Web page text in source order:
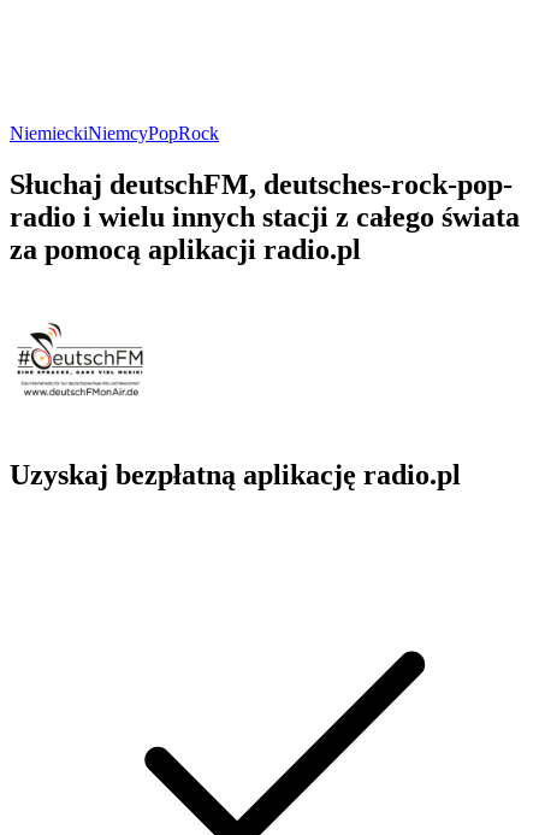
NiemieckiNiemcyPopRock
Słuchaj deutschFM, deutsches-rock-pop-
radio i wielu innych stacji z całego świata
za pomocą aplikacji radio.pl
Uzyskaj bezpłatną aplikację radio.pl